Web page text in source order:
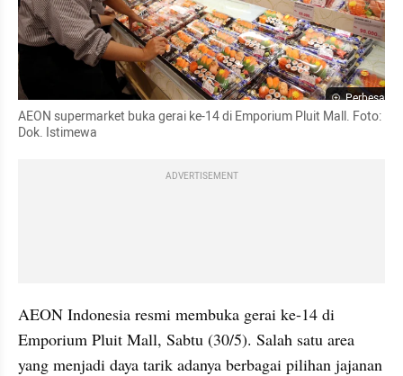
Perbesar
AEON supermarket buka gerai ke-14 di Emporium Pluit Mall. Foto:
Dok. Istimewa
ADVERTISEMENT
AEON Indonesia resmi membuka gerai ke-14 di
Emporium Pluit Mall, Sabtu (30/5). Salah satu area
yang menjadi daya tarik adanya berbagai pilihan jajanan